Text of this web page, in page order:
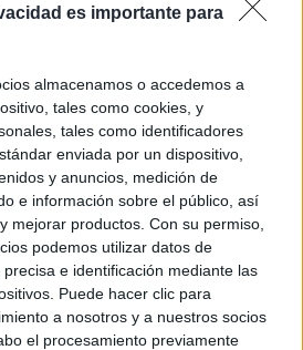
es importante para
almacenamos o accedemos a
tales como cookies, y
tales como identificadores
enviada por un dispositivo,
y anuncios, medición de
e información sobre el público, así
mejorar productos. Con su permiso,
podemos utilizar datos de
e identificación mediante las
Puede hacer clic para
a nosotros y a nuestros socios
el procesamiento previamente